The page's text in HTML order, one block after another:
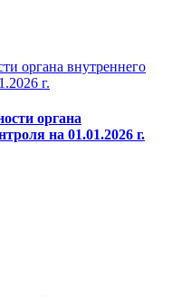
органа внутреннего
г.
органа
на 01.01.2026 г.